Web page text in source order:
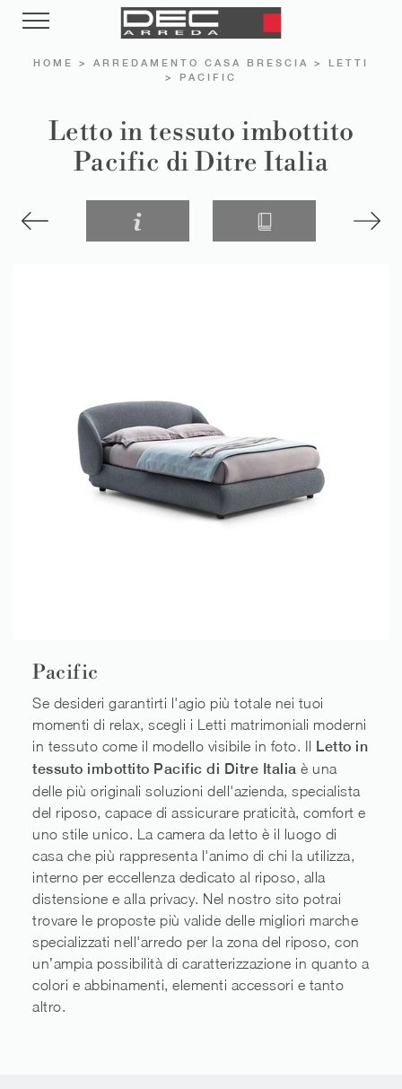
HOME > ARREDAMENTO CASA BRESCIA > LETTI
> PACIFIC
Letto in tessuto imbottito
Pacific di Ditre Italia
Pacific
Se desideri garantirti l'agio più totale nei tuoi
momenti di relax, scegli i Letti matrimoniali moderni
in tessuto come il modello visibile in foto. Il Letto in
tessuto imbottito Pacific di Ditre Italia è una
delle più originali soluzioni dell'azienda, specialista
del riposo, capace di assicurare praticità, comfort e
uno stile unico. La camera da letto è il luogo di
casa che più rappresenta l'animo di chi la utilizza,
interno per eccellenza dedicato al riposo, alla
distensione e alla privacy. Nel nostro sito potrai
trovare le proposte più valide delle migliori marche
specializzati nell'arredo per la zona del riposo, con
un’ampia possibilità di caratterizzazione in quanto a
colori e abbinamenti, elementi accessori e tanto
altro.